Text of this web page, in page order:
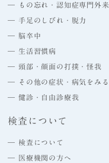
― もの忘れ・認知症専門外来
― 手足のしびれ・脱力
― 脳卒中
― 生活習慣病
― 頭部・顔面の打撲・怪我
― その他の症状・病気をみる
― 健診・自由診療我
検査について
― 検査について
― 医療機関の方へ